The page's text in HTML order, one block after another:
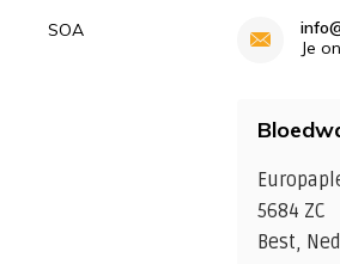
SOA
Je
5684 ZC
Best,